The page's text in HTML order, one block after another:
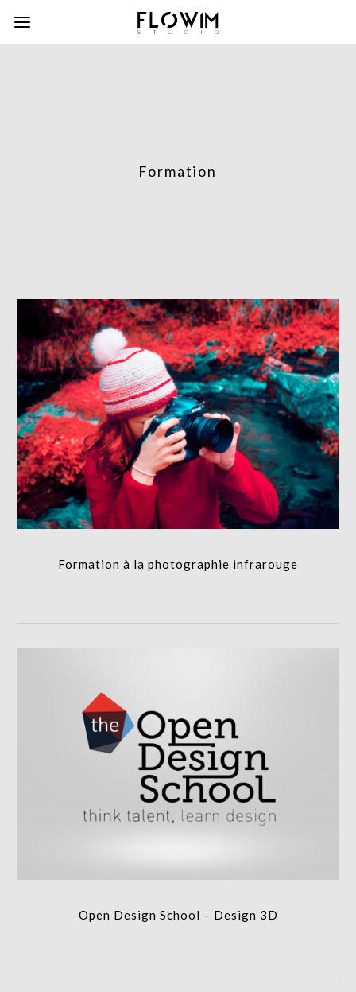
Formation
Formation à la photographie infrarouge
FORMATION
Formation à la photographie infrarouge
Open Design School – Design 3D
FORMATION
Open Design School – Design 3D